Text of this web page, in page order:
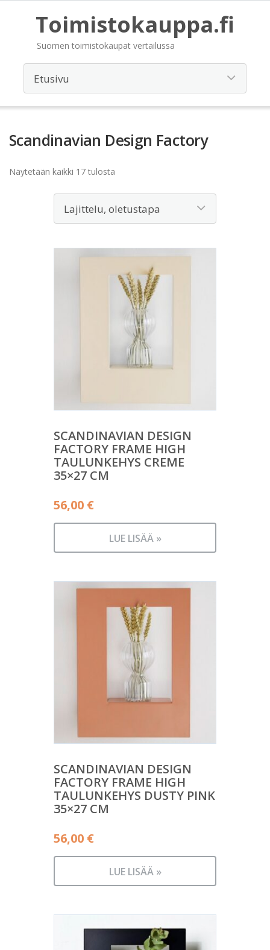
Toimistokauppa.fi
Suomen toimistokaupat vertailussa
Scandinavian Design Factory
Näytetään kaikki 17 tulosta
SCANDINAVIAN DESIGN
FACTORY FRAME HIGH
TAULUNKEHYS CREME
35×27 CM
56,00 €
LUE LISÄÄ »
SCANDINAVIAN DESIGN
FACTORY FRAME HIGH
TAULUNKEHYS DUSTY PINK
35×27 CM
56,00 €
LUE LISÄÄ »